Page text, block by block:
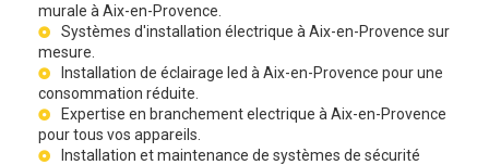
murale à Aix-en-Provence
Systèmes d'installation électrique à Aix-en-Provence sur
mesure.
Installation de éclairage led à Aix-en-Provence pour une
consommation réduite.
Expertise en branchement electrique à Aix-en-Provence
pour tous vos appareils.
Installation et maintenance de systèmes de sécurité